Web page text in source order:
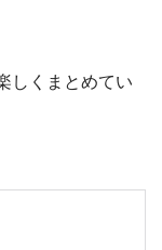
しくまとめてい